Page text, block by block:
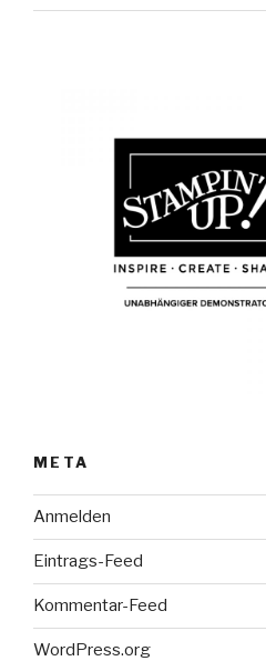
META
Anmelden
Eintrags-Feed
Kommentar-Feed
WordPress.org